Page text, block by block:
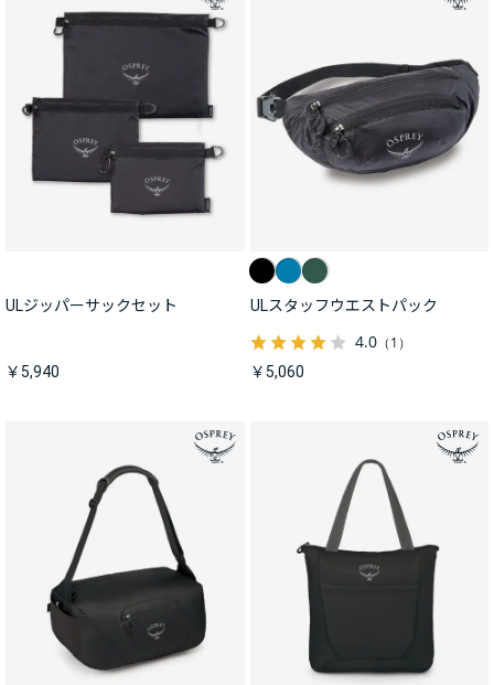
ULジッパーサックセット
￥5,940
ULスタッフウエストパック
4.0（1）
￥5,060